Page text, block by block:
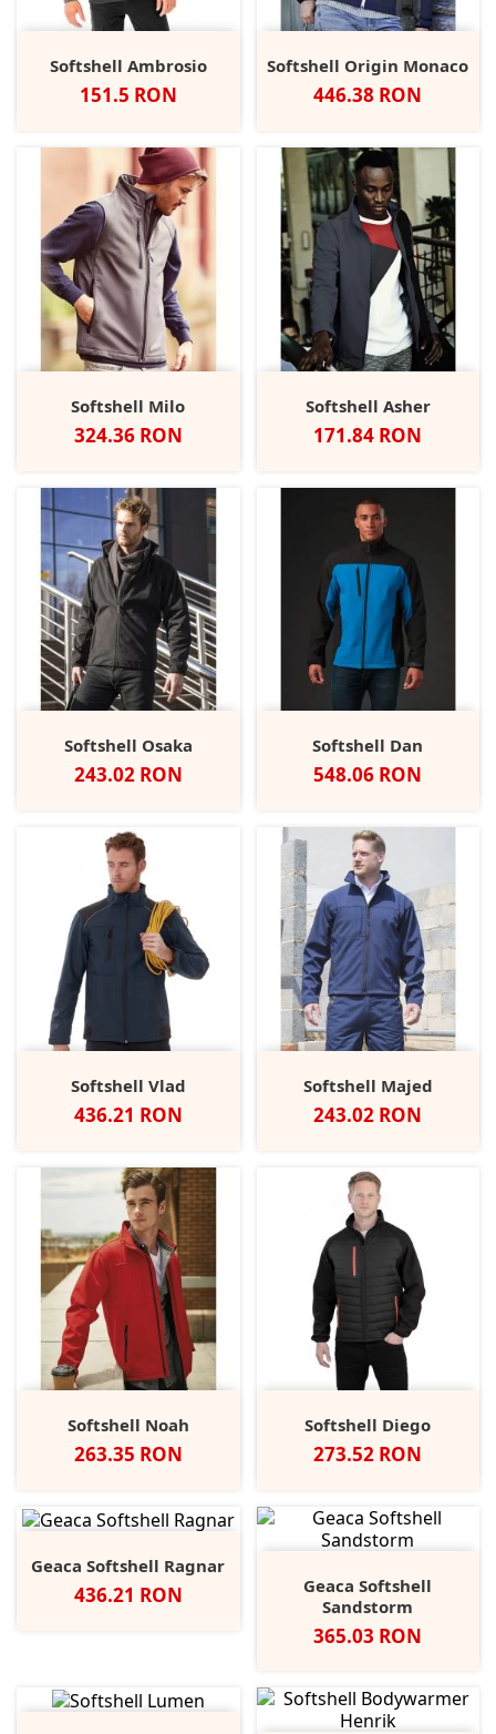
Softshell Ambrosio
Pret
151.5 RON
Softshell Origin Monaco
Pret
446.38 RON
Softshell Milo
Pret
324.36 RON
Softshell Asher
Pret
171.84 RON
Softshell Osaka
Pret
243.02 RON
Softshell Dan
Pret
548.06 RON
Softshell Vlad
Pret
436.21 RON
Softshell Majed
Pret
243.02 RON
Softshell Noah
Pret
263.35 RON
Softshell Diego
Pret
273.52 RON
Geaca Softshell Ragnar
Pret
436.21 RON
Geaca Softshell
Sandstorm
Pret
365.03 RON